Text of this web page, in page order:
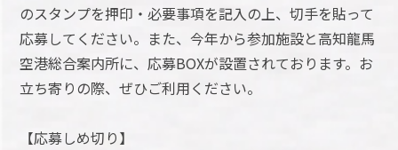
のスタンプを押印・必要事項を記入の上、切手を貼って
応募してください。また、今年から参加施設と高知龍馬
空港総合案内所に、応募BOXが設置されております。お
立ち寄りの際、ぜひご利用ください。
【応募しめ切り】